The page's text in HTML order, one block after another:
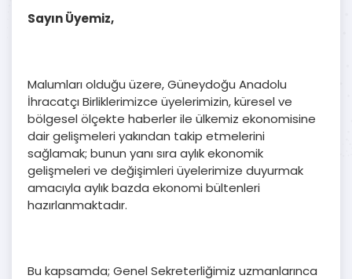
Sayın Üyemiz,
Malumları olduğu üzere, Güneydoğu Anadolu
İhracatçı Birliklerimizce üyelerimizin, küresel ve
bölgesel ölçekte haberler ile ülkemiz ekonomisine
dair gelişmeleri yakından takip etmelerini
sağlamak; bunun yanı sıra aylık ekonomik
gelişmeleri ve değişimleri üyelerimize duyurmak
amacıyla aylık bazda ekonomi bültenleri
hazırlanmaktadır.
Bu kapsamda; Genel Sekreterliğimiz uzmanlarınca